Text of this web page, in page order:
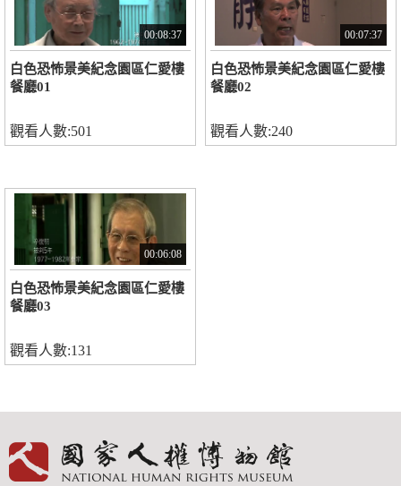
00:08:37
白色恐怖景美紀念園區仁愛樓
餐廳01
觀看人數:501
00:07:37
白色恐怖景美紀念園區仁愛樓
餐廳02
觀看人數:240
00:06:08
白色恐怖景美紀念園區仁愛樓
餐廳03
觀看人數:131